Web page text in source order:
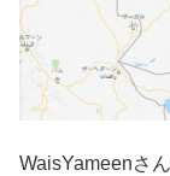
WaisYameenさ